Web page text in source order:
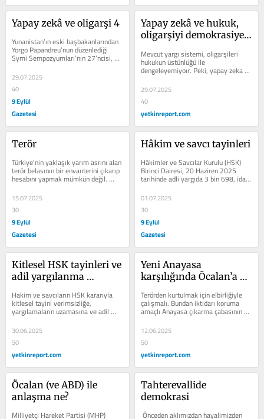
Yapay zekâ ve oligarşi 4
Yunanistan’ın eski başbakanlarından
Yorgo Papandreu’nun düzenlediği
Symi Sempozyumları’nın 27’ncisi,
13-17 Temmuz 2025’te,...
29.07.2025
40
9 Eylül
Gazetesi
Yapay zekâ ve hukuk,
oligarşiyi demokrasiye
Mevcut yargı sistemi, oligarşileri
hukukun üstünlüğü ile
dengeleyemiyoır. Peki, yapay zeka
demokrasilere dönüş ümidi olabilir
mi? (Grafik:...
29.07.2025
40
yetkinreport.com
Terör
Türkiye'nin yaklaşık yarım asrını alan
terör belasının bir envanterini çıkarıp
hesabını yapmak mümkün değil.
Hemen hemen her konuda,...
15.07.2025
30
9 Eylül
Gazetesi
Hâkim ve savcı tayinleri
Hâkimler ve Savcılar Kurulu (HSK)
Birinci Dairesi, 20 Haziren 2025
tarihinde adli yargıda 3 bin 698, idari
yargıda 338 olmak üzere toplam 4
bin...
01.07.2025
30
9 Eylül
Gazetesi
Kitlesel HSK tayinleri ve
adil yargılanma
ihlali
Hakim ve savcıların HSK kararıyla
kitlesel tayini verimsizliğe,
yargılamaların uzamasına ve adil
yargılanma hakkının sistematik
ihlaline...
30.06.2025
50
yetkinreport.com
Yeni Anayasa
karşılığında Öcalan’a
SDG’ye onay mı?
Terörden kurtulmak için elbirliğiyle
çalışmalı. Bundan iktidarı koruma
amaçlı Anayasa çıkarma çabasının
sonu oligarşik otokrasi...
12.06.2025
50
yetkinreport.com
Öcalan (ve ABD) ile
anlaşma ne?
Milliyetçi Hareket Partisi (MHP)
Tahterevallide
demokrasi
Önceden aklımızdan hayalimizden